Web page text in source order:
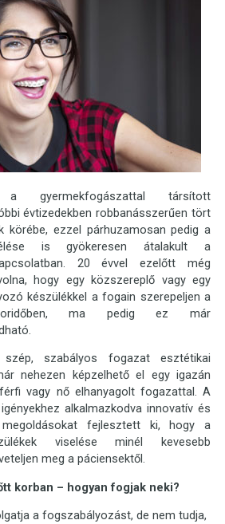
gyermekfogászattal társított
évtizedekben robbanásszerűen tört
körébe, ezzel párhuzamosan pedig a
is gyökeresen átalakult a
20 évvel ezelőtt még
hogy egy közszereplő vagy egy
készülékkel a fogain szerepeljen a
ma pedig ez már
szabályos fogazat esztétikai
nehezen képzelhető el egy igazán
vagy nő elhanyagolt fogazattal. A
alkalmazkodva innovatív és
megoldásokat fejlesztett ki, hogy a
viselése minél kevesebb
meg a páciensektől.
korban – hogyan fogjak neki?
a fogszabályozást, de nem tudja,